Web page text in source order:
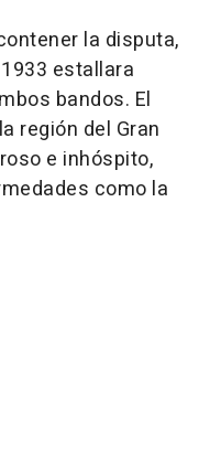
la disputa,
estallara
bandos. El
región del Gran
e inhóspito,
como la